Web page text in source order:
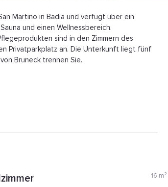
Martino in Badia und verfügt über ein
und einen Wellnessbereich.
sind in den Zimmern des
Privatparkplatz an. Die Unterkunft liegt fünf
Bruneck trennen Sie.
16 m²